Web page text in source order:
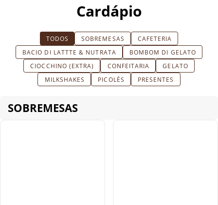
Cardápio
TODOS SOBREMESAS
CAFETERIA
BACIO DI LATTTE & NUTRATA
BOMBOM DI GELATO
CIOCCHINO (EXTRA)
CONFEITARIA
GELATO
MILKSHAKES
PICOLÉS PRESENTES
SOBREMESAS